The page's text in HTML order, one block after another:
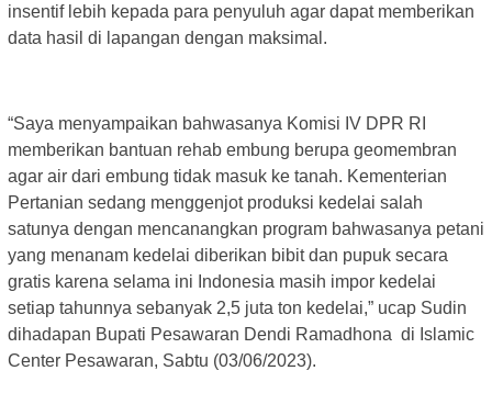
insentif lebih kepada para penyuluh agar dapat memberikan
data hasil di lapangan dengan maksimal.
“Saya menyampaikan bahwasanya Komisi IV DPR RI
memberikan bantuan rehab embung berupa geomembran
agar air dari embung tidak masuk ke tanah. Kementerian
Pertanian sedang menggenjot produksi kedelai salah
satunya dengan mencanangkan program bahwasanya petani
yang menanam kedelai diberikan bibit dan pupuk secara
gratis karena selama ini Indonesia masih impor kedelai
setiap tahunnya sebanyak 2,5 juta ton kedelai,” ucap Sudin
dihadapan Bupati Pesawaran Dendi Ramadhona di Islamic
Center Pesawaran, Sabtu (03/06/2023).